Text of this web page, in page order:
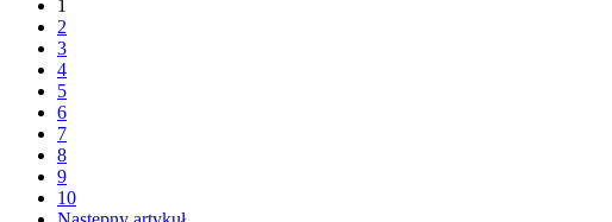
1
2
3
4
5
6
7
8
9
10